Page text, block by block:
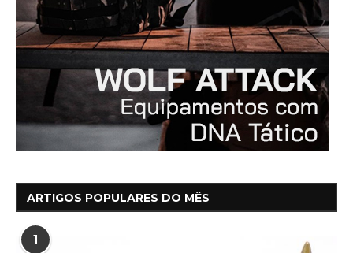
ARTIGOS POPULARES DO MÊS
1